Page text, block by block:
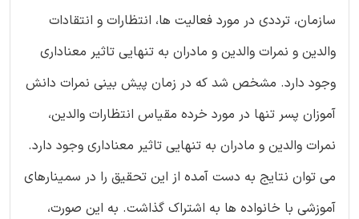
سازمان، ترددی در مورد فعالیت ها، انتظارات و انتقادات
والدین و نمرات والدین و مادران به تنهایی تاثیر معناداری
وجود دارد. مشخص شد که در زمان پیش بینی نمرات دانش
آموزان پسر تنها در مورد خرده مقیاس انتظارات والدین،
نمرات والدین و مادران به تنهایی تاثیر معناداری وجود دارد.
می توان نتایج به دست آمده از این تحقیق را در سمینارهای
آموزشی با خانواده ها به اشتراک گذاشت. به این صورت،